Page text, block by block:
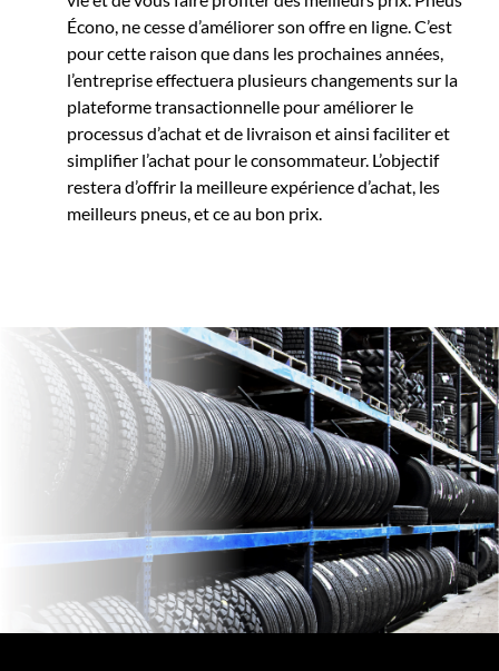
Écono, ne cesse d’améliorer son offre en ligne. C’est
pour cette raison que dans les prochaines années,
l’entreprise effectuera plusieurs changements sur la
plateforme transactionnelle pour améliorer le
processus d’achat et de livraison et ainsi faciliter et
simplifier l’achat pour le consommateur. L’objectif
restera d’offrir la meilleure expérience d’achat, les
meilleurs pneus, et ce au bon prix.